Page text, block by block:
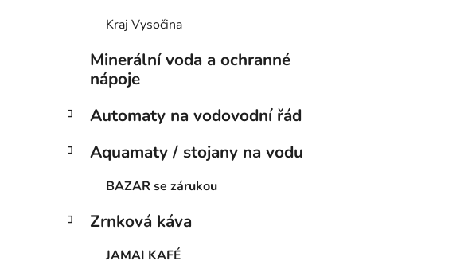
Kraj Vysočina
Minerální voda a ochranné
nápoje
Automaty na vodovodní řád
Aquamaty / stojany na vodu
BAZAR se zárukou
Zrnková káva
JAMAI KAFÉ